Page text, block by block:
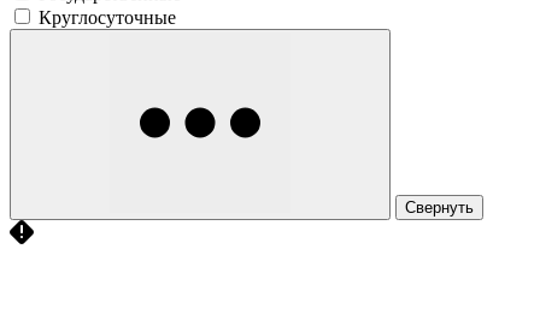
Круглосуточные
Свернуть